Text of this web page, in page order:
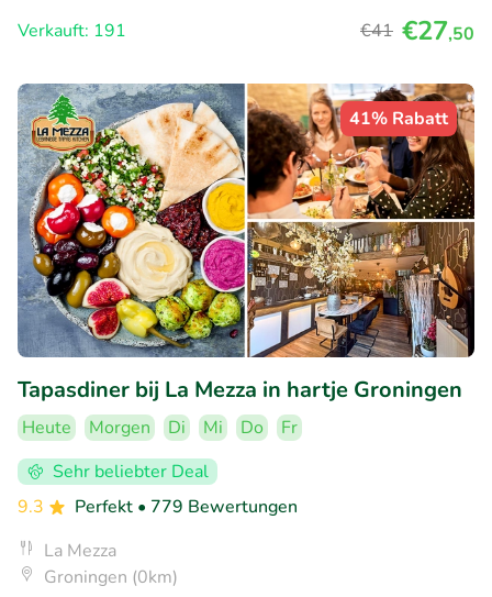
Verkauft: 191
€41 €27,50
41% Rabatt
Tapasdiner bij La Mezza in hartje Groningen
Heute Morgen Di Mi Do
Fr
Sehr beliebter Deal
9.3
Perfekt • 779 Bewertungen
La Mezza
Groningen (0km)